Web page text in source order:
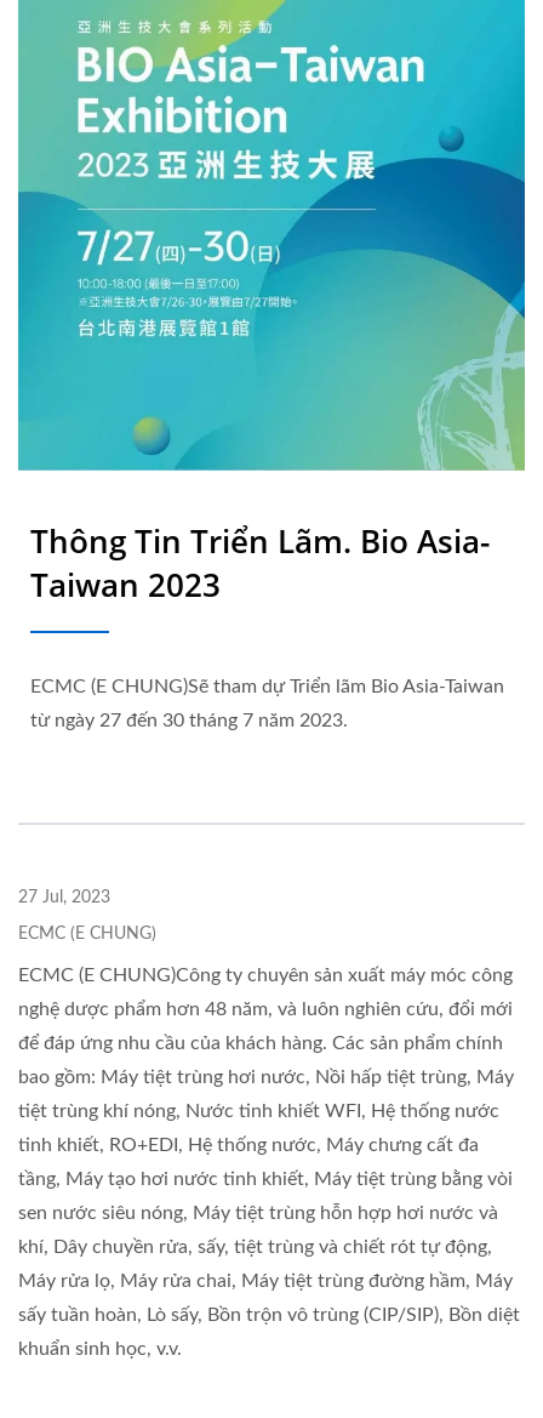
Thông Tin Triển Lãm. Bio Asia-
Taiwan 2023
ECMC (E CHUNG)Sẽ tham dự Triển lãm Bio Asia-Taiwan
từ ngày 27 đến 30 tháng 7 năm 2023.
27 Jul, 2023
ECMC (E CHUNG)
ECMC (E CHUNG)Công ty chuyên sản xuất máy móc công
nghệ dược phẩm hơn 48 năm, và luôn nghiên cứu, đổi mới
để đáp ứng nhu cầu của khách hàng. Các sản phẩm chính
bao gồm: Máy tiệt trùng hơi nước, Nồi hấp tiệt trùng, Máy
tiệt trùng khí nóng, Nước tinh khiết WFI, Hệ thống nước
tinh khiết, RO+EDI, Hệ thống nước, Máy chưng cất đa
tầng, Máy tạo hơi nước tinh khiết, Máy tiệt trùng bằng vòi
sen nước siêu nóng, Máy tiệt trùng hỗn hợp hơi nước và
khí, Dây chuyền rửa, sấy, tiệt trùng và chiết rót tự động,
Máy rửa lọ, Máy rửa chai, Máy tiệt trùng đường hầm, Máy
sấy tuần hoàn, Lò sấy, Bồn trộn vô trùng (CIP/SIP), Bồn diệt
khuẩn sinh học, v.v.